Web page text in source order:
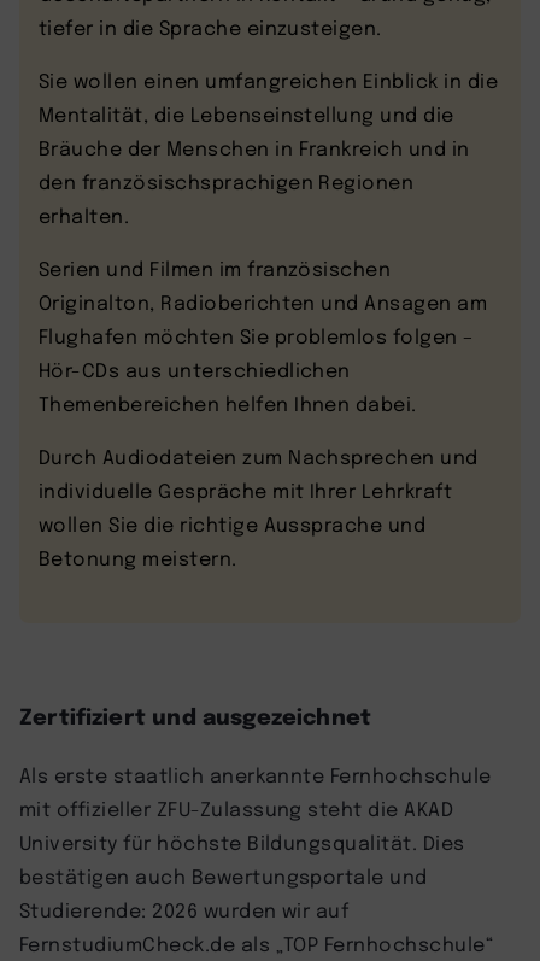
tiefer in die Sprache einzusteigen.
Sie wollen einen umfangreichen Einblick in die
Mentalität, die Lebenseinstellung und die
Bräuche der Menschen in Frankreich und in
den französischsprachigen Regionen
erhalten.
Serien und Filmen im französischen
Originalton, Radioberichten und Ansagen am
Flughafen möchten Sie problemlos folgen –
Hör-CDs aus unterschiedlichen
Themenbereichen helfen Ihnen dabei.
Durch Audiodateien zum Nachsprechen und
individuelle Gespräche mit Ihrer Lehrkraft
wollen Sie die richtige Aussprache und
Betonung meistern.
Zertifiziert und ausgezeichnet
Als erste staatlich anerkannte Fernhochschule
mit offizieller ZFU-Zulassung steht die AKAD
University für höchste Bildungsqualität. Dies
bestätigen auch Bewertungsportale und
Studierende: 2026 wurden wir auf
FernstudiumCheck.de als „TOP Fernhochschule“